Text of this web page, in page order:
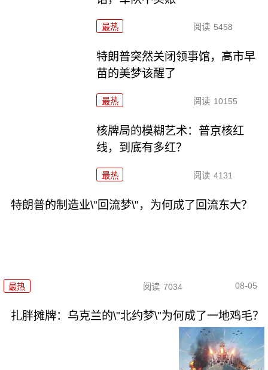
最热 阅读 5458
特朗普突然关闭领事馆，高市早
苗的美梦该醒了
最热 阅读 10155
核牌局的模糊艺术：普京核红
线，到底有多红？
最热 阅读 4131
特朗普的制造业\"回流梦\"，为何成了回流东大？
最热 阅读 7034 08-05
扎胖摊牌：乌克兰的\"北约梦\"为何成了一地鸡毛？